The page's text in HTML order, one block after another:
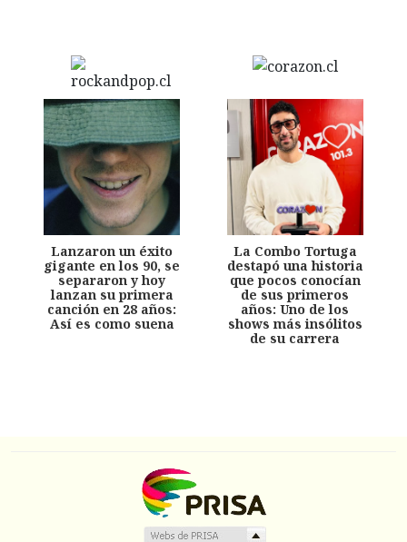
Lanzaron un éxito
gigante en los 90, se
separaron y hoy
lanzan su primera
canción en 28 años:
Así es como suena
La Combo Tortuga
destapó una historia
que pocos conocían
de sus primeros
años: Uno de los
shows más insólitos
de su carrera